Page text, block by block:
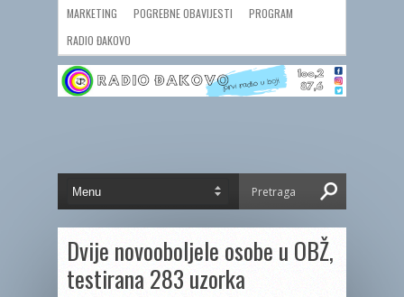
MARKETING POGREBNE OBAVIJESTI
PROGRAM
RADIO ĐAKOVO
Dvije novooboljele osobe u OBŽ,
testirana 283 uzorka